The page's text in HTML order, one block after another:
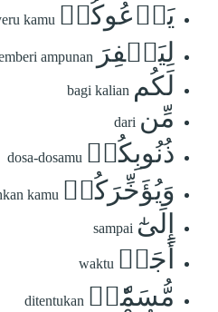
يَدۡعُوكُمۡ kamu
لِيَغۡفِرَ ampunan
لَكُم bagi kalian
مِّن dari
ذُنُوبِكُمۡ dosa-dosamu
وَيُؤَخِّرَكُمۡ kamu
إِلَىٰٓ sampai
أَجَلٖ waktu
مُّسَمّٗىۚ ditentukan